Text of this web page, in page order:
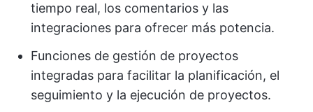
tiempo real, los comentarios y las
integraciones para ofrecer más potencia.
Funciones de gestión de proyectos
integradas para facilitar la planificación, el
seguimiento y la ejecución de proyectos.